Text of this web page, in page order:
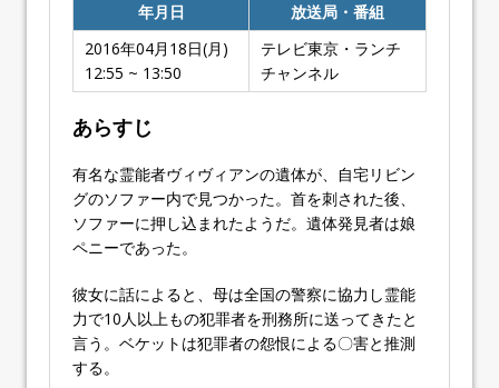
年月日
放送局・番組
2016年04月18日(月)
12:55 ~ 13:50
テレビ東京・ランチ
チャンネル
あらすじ
有名な霊能者ヴィヴィアンの遺体が、自宅リビン
グのソファー内で見つかった。首を刺された後、
ソファーに押し込まれたようだ。遺体発見者は娘
ペニーであった。
彼女に話によると、母は全国の警察に協力し霊能
力で10人以上もの犯罪者を刑務所に送ってきたと
言う。ベケットは犯罪者の怨恨による〇害と推測
する。